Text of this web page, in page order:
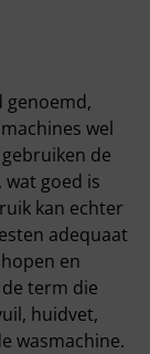
genoemd,
wel
de
goed is
kan echter
adequaat
en
term die
huidvet,
wasmachine.